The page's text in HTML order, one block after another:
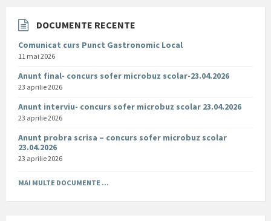
DOCUMENTE RECENTE
Comunicat curs Punct Gastronomic Local
11 mai 2026
Anunt final- concurs sofer microbuz scolar-23.04.2026
23 aprilie 2026
Anunt interviu- concurs sofer microbuz scolar 23.04.2026
23 aprilie 2026
Anunt probra scrisa – concurs sofer microbuz scolar
23.04.2026
23 aprilie 2026
MAI MULTE DOCUMENTE ...